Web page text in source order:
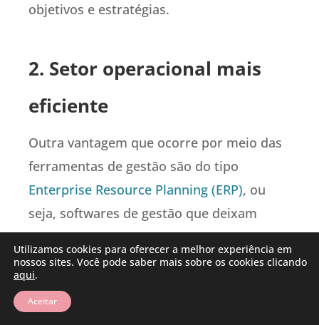
objetivos e estratégias.
2. Setor operacional mais
eficiente
Outra vantagem que ocorre por meio das
ferramentas de gestão são do tipo
Enterprise Resource Planning (ERP), ou
seja, softwares de gestão que deixam
praticamente todos os processos
empresariais automatizados.
Estes softwares trazem inúmeras
Utilizamos cookies para oferecer a melhor experiência em
nossos sites. Você pode saber mais sobre os cookies clicando
aqui.
Aceitar